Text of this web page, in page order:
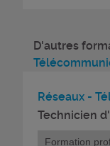
D'autres
Réseaux -
Technicien
Formation